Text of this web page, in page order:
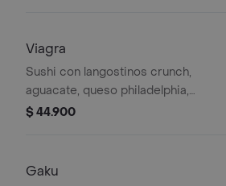
Viagra
Sushi con langostinos crunch,
aguacate, queso philadelphia,
cubierto con salmón fresco, masago,
$ 44.900
Gaku